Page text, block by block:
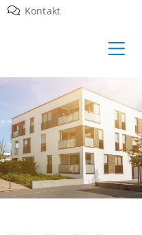
Kontakt